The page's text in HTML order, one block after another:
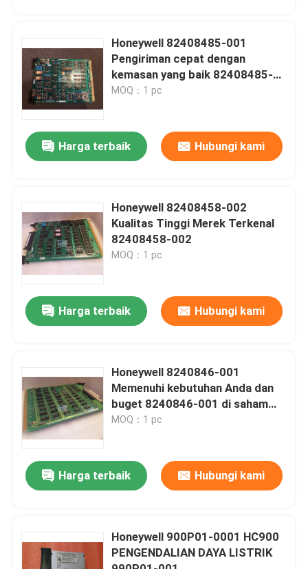
Produk
Tentang kami
Tur Pabrik
Hubungi Kami
Berita
Minta Kutipan
Bagian Bently Nevada
Honeywell 82408485-001
Pengiriman cepat dengan
kemasan yang baik 82408485-
001
MOQ：1 pc
Harga terbaik Hubungi kami
Honeywell 82408458-002
Kualitas Tinggi Merek Terkenal
82408458-002
MOQ：1 pc
Harga terbaik Hubungi kami
Honeywell 8240846-001
Memenuhi kebutuhan Anda dan
buget 8240846-001 di saham
sekarang
MOQ：1 pc
Harga terbaik Hubungi kami
Honeywell 900P01-0001 HC900
PENGENDALIAN DAYA LISTRIK